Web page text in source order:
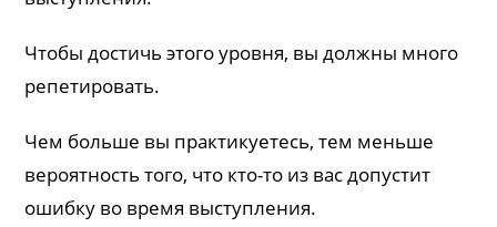
Чтобы достичь этого уровня, вы должны много
репетировать.
Чем больше вы практикуетесь, тем меньше
вероятность того, что кто-то из вас допустит
ошибку во время выступления.